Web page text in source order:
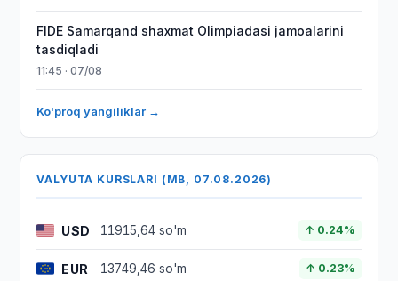
FIDE Samarqand shaxmat Olimpiadasi jamoalarini
tasdiqladi
11:45 · 07/08
Ko'proq yangiliklar →
VALYUTA KURSLARI (MB, 07.08.2026)
USD 11915,64 so'm ↑ 0.24%
EUR 13749,46 so'm ↑ 0.23%